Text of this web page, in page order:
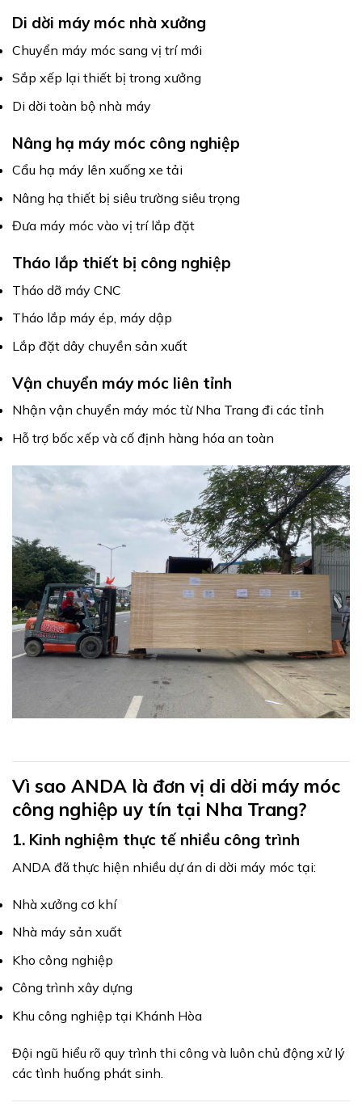
Di dời máy móc nhà xưởng
Chuyển máy móc sang vị trí mới
Sắp xếp lại thiết bị trong xưởng
Di dời toàn bộ nhà máy
Nâng hạ máy móc công nghiệp
Cẩu hạ máy lên xuống xe tải
Nâng hạ thiết bị siêu trường siêu trọng
Đưa máy móc vào vị trí lắp đặt
Tháo lắp thiết bị công nghiệp
Tháo dỡ máy CNC
Tháo lắp máy ép, máy dập
Lắp đặt dây chuyền sản xuất
Vận chuyển máy móc liên tỉnh
Nhận vận chuyển máy móc từ Nha Trang đi các tỉnh
Hỗ trợ bốc xếp và cố định hàng hóa an toàn
Vì sao ANDA là đơn vị di dời máy móc
công nghiệp uy tín tại Nha Trang?
1. Kinh nghiệm thực tế nhiều công trình
ANDA đã thực hiện nhiều dự án di dời máy móc tại:
Nhà xưởng cơ khí
Nhà máy sản xuất
Kho công nghiệp
Công trình xây dựng
Khu công nghiệp tại Khánh Hòa
Đội ngũ hiểu rõ quy trình thi công và luôn chủ động xử lý
các tình huống phát sinh.